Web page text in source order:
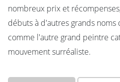
nombreux prix et
débuts à d'autres grands noms
comme l'autre grand peintre
mouvement surréaliste.